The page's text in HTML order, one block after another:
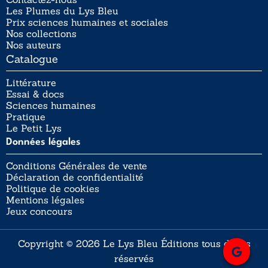
Les Plumes du Lys Bleu
Prix sciences humaines et sociales
Nos collections
Nos auteurs
Catalogue
Littérature
Essai & docs
Sciences humaines
Pratique
Le Petit Lys
Données légales
Conditions Générales de vente
Déclaration de confidentialité
Politique de cookies
Mentions légales
Jeux concours
Copyright © 2026 Le Lys Bleu Éditions tous droits
réservés